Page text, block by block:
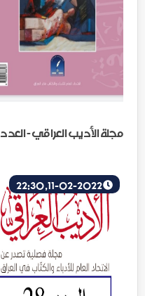
مجلة الأديب العراقي - العدد 27